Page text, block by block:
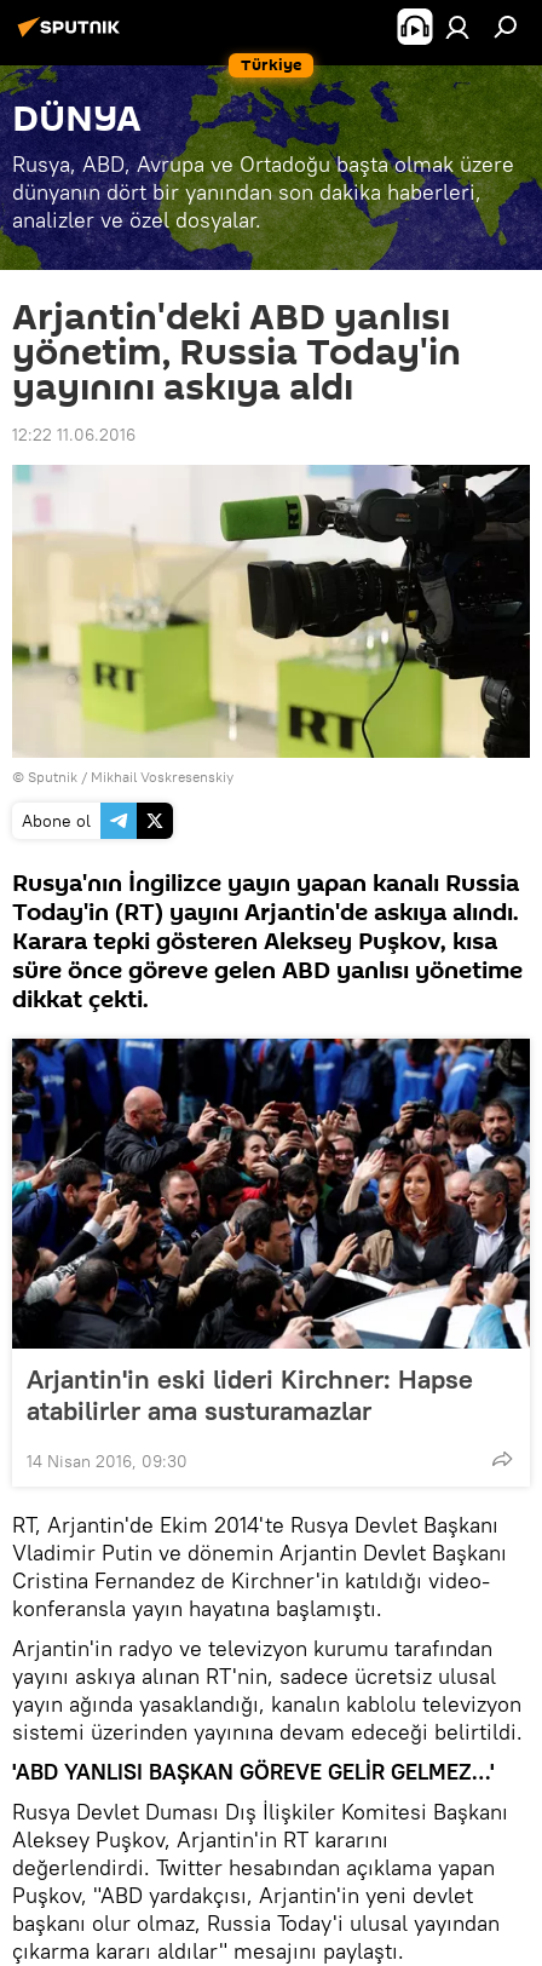
Türkiye
DÜNYA
Rusya, ABD, Avrupa ve Ortadoğu başta olmak üzere
dünyanın dört bir yanından son dakika haberleri,
analizler ve özel dosyalar.
Arjantin'deki ABD yanlısı
yönetim, Russia Today'in
yayınını askıya aldı
12:22 11.06.2016
© Sputnik / Mikhail Voskresenskiy
Abone ol
Rusya'nın İngilizce yayın yapan kanalı Russia
Today'in (RT) yayını Arjantin'de askıya alındı.
Karara tepki gösteren Aleksey Puşkov, kısa
süre önce göreve gelen ABD yanlısı yönetime
dikkat çekti.
Arjantin'in eski lideri Kirchner: Hapse
atabilirler ama susturamazlar
14 Nisan 2016, 09:30
RT, Arjantin'de Ekim 2014'te Rusya Devlet Başkanı
Vladimir Putin ve dönemin Arjantin Devlet Başkanı
Cristina Fernandez de Kirchner'in katıldığı video-
konferansla yayın hayatına başlamıştı.
Arjantin'in radyo ve televizyon kurumu tarafından
yayını askıya alınan RT'nin, sadece ücretsiz ulusal
yayın ağında yasaklandığı, kanalın kablolu televizyon
sistemi üzerinden yayınına devam edeceği belirtildi.
'ABD YANLISI BAŞKAN GÖREVE GELİR GELMEZ…'
Rusya Devlet Duması Dış İlişkiler Komitesi Başkanı
Aleksey Puşkov, Arjantin'in RT kararını
değerlendirdi. Twitter hesabından açıklama yapan
Puşkov, "ABD yardakçısı, Arjantin'in yeni devlet
başkanı olur olmaz, Russia Today'i ulusal yayından
çıkarma kararı aldılar" mesajını paylaştı.